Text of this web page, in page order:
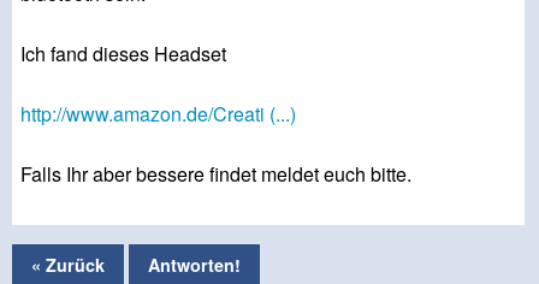
Ich fand dieses Headset
http://www.amazon.de/Creati (...)
Falls Ihr aber bessere findet meldet euch bitte.
« Zurück Antworten!